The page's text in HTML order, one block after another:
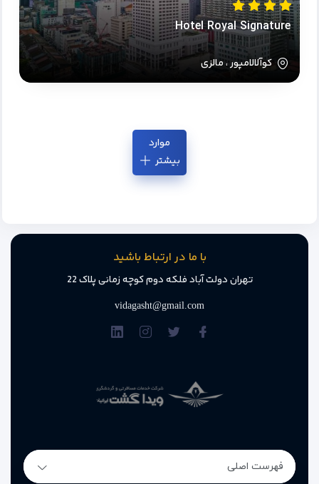
Hotel Royal Signature
کوآلالامپور ، مالزی
موارد
بیشتر
با ما در ارتباط باشید
تهران دولت آباد فلکه دوم کوچه زمانی پلاک 22
vidagasht@gmail.com
فهرست اصلی